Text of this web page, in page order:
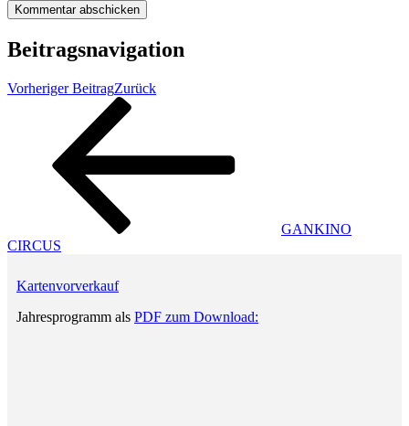
Beitragsnavigation
Vorheriger BeitragZurück
GANKINO
CIRCUS
Kartenvorverkauf
Jahresprogramm als PDF zum Download: